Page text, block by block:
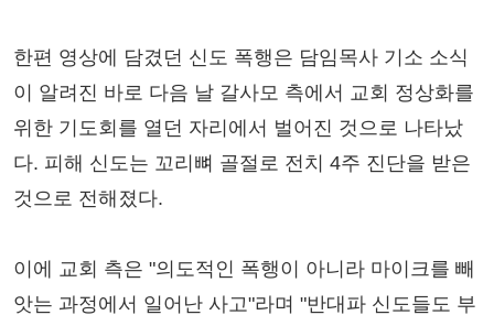
한편 영상에 담겼던 신도 폭행은 담임목사 기소 소식
이 알려진 바로 다음 날 갈사모 측에서 교회 정상화를
위한 기도회를 열던 자리에서 벌어진 것으로 나타났
다. 피해 신도는 꼬리뼈 골절로 전치 4주 진단을 받은
것으로 전해졌다.
이에 교회 측은 "의도적인 폭행이 아니라 마이크를 빼
앗는 과정에서 일어난 사고"라며 "반대파 신도들도 부